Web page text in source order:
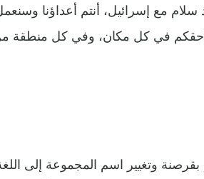
سلام مع إسرائيل، أنتم أعداؤنا
في كل مكان، وفي كل منطقة
وتغيير اسم المجموعة إلى اللغة